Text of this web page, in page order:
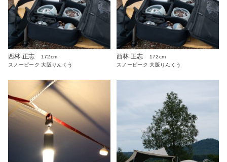
西林 正志
172cm
スノーピーク 大阪りんくう
西林 正志
172cm
スノーピーク 大阪りんくう